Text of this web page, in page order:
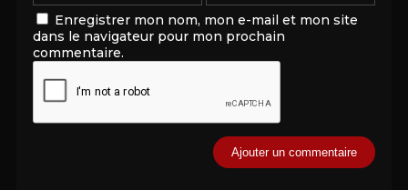
Enregistrer mon nom, mon e-mail et mon site
dans le navigateur pour mon prochain
commentaire.